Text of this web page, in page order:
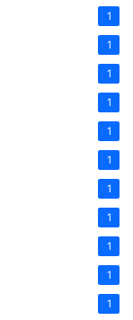
1
1
1
1
1
1
1
1
1
1
1